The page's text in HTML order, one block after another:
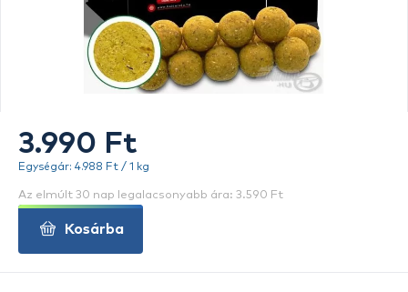
3.990 Ft
Egységár: 4.988 Ft / 1 kg
Az elmúlt 30 nap legalacsonyabb ára: 3.590 Ft
Kosárba